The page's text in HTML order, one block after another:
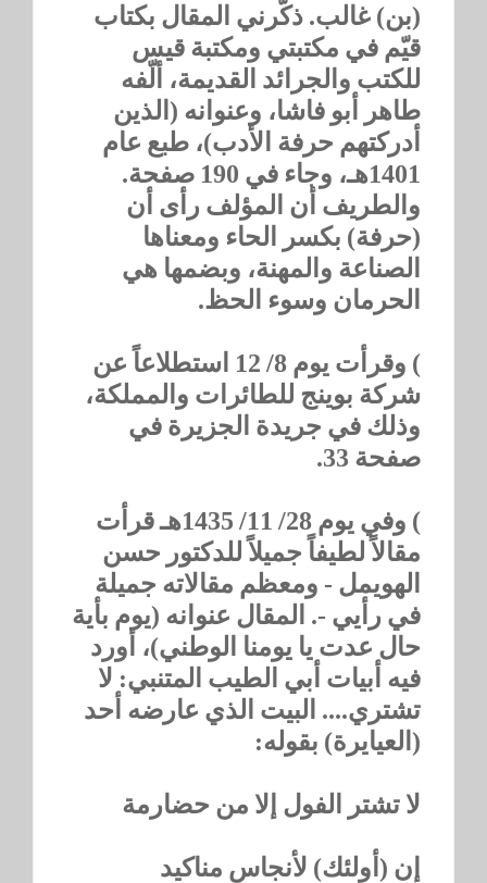
(بن) غالب. ذكَّرني المقال بكتاب
قيّم في مكتبتي ومكتبة قيس
للكتب والجرائد القديمة، ألّفه
طاهر أبو فاشا، وعنوانه (الذين
أدركتهم حرفة الأدب)، طبع عام
1401هـ، وجاء في 190 صفحة.
والطريف أن المؤلف رأى أن
(حرفة) بكسر الحاء ومعناها
الصناعة والمهنة، وبضمها هي
الحرمان وسوء الحظ.
) وقرأت يوم 8/ 12 استطلاعاً عن
شركة بوينج للطائرات والمملكة،
وذلك في جريدة الجزيرة في
صفحة 33.
) وفي يوم 28/ 11/ 1435هـ قرأت
مقالاً لطيفاً جميلاً للدكتور حسن
الهويمل - ومعظم مقالاته جميلة
في رأيي -. المقال عنوانه (يوم بأية
حال عدت يا يومنا الوطني)، أورد
فيه أبيات أبي الطيب المتنبي: لا
تشتري.... البيت الذي عارضه أحد
(العيايرة) بقوله:
لا تشتر الفول إلا من حضارمة
إن (أولئك) لأنجاس مناكيد